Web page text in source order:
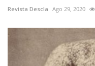
Revista Descla Ago 29, 2020